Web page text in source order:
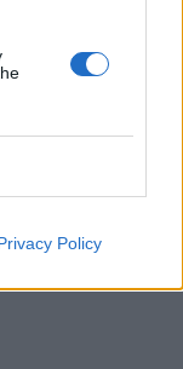
Policy